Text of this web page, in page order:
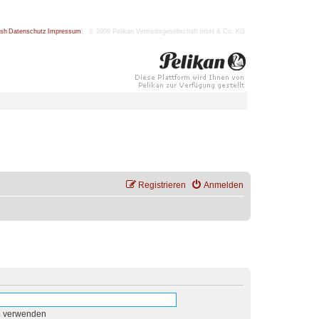
Datenschutz Impressum | © 2009 Pelikan Vertriebsgesellschaft mbH & Co. KG
Anmelden
Registrieren
verwenden